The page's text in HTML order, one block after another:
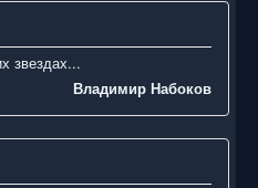
звездах...
Владимир Набоков